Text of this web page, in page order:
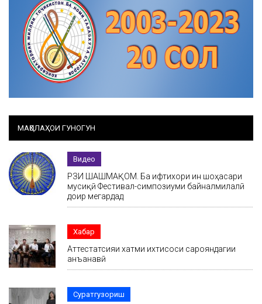
МАҚОЛАҲОИ ГУНОГУН
Видео
РӮЗИ ШАШМАҚОМ. Ба ифтихори ин шоҳасари
мусиқӣ Фестивал-симпозиуми байналмилалӣ
доир мегардад
Хабар
Аттестатсияи хатми ихтисоси сарояндагии
анъанавӣ
Суратгузориш